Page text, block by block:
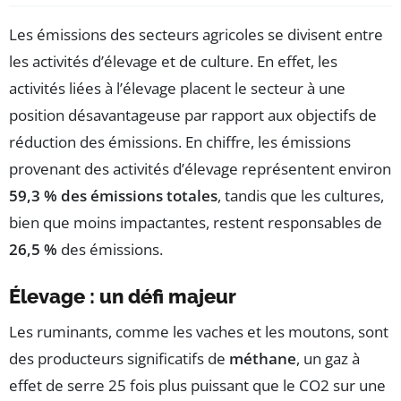
Les émissions des secteurs agricoles se divisent entre
les activités d’élevage et de culture. En effet, les
activités liées à l’élevage placent le secteur à une
position désavantageuse par rapport aux objectifs de
réduction des émissions. En chiffre, les émissions
provenant des activités d’élevage représentent environ
59,3 % des émissions totales, tandis que les cultures,
bien que moins impactantes, restent responsables de
26,5 % des émissions.
Élevage : un défi majeur
Les ruminants, comme les vaches et les moutons, sont
des producteurs significatifs de méthane, un gaz à
effet de serre 25 fois plus puissant que le CO2 sur une